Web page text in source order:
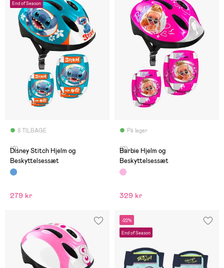
End of Season
8 TILBAGE
(0)
Disney Stitch Hjelm og
Beskyttelsessæt
279 kr
På lager
(0)
Barbie Hjelm og
Beskyttelsessæt
329 kr
-22%
End of Season